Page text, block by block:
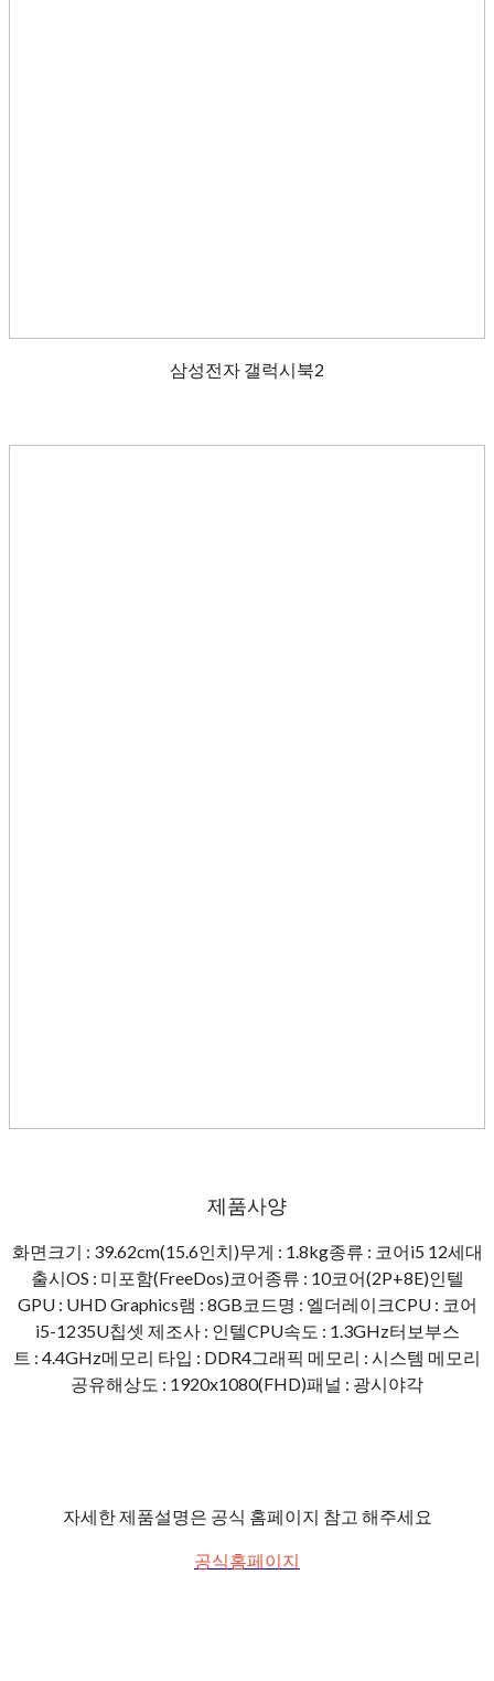
삼성전자 갤럭시북2
제품사양
화면크기 : 39.62cm(15.6인치)무게 : 1.8kg종류 : 코어i5 12세대
출시OS : 미포함(FreeDos)코어종류 : 10코어(2P+8E)인텔
GPU : UHD Graphics램 : 8GB코드명 : 엘더레이크CPU : 코어
i5-1235U칩셋 제조사 : 인텔CPU속도 : 1.3GHz터보부스
트 : 4.4GHz메모리 타입 : DDR4그래픽 메모리 : 시스템 메모리
공유해상도 : 1920x1080(FHD)패널 : 광시야각
자세한 제품설명은 공식 홈페이지 참고 해주세요
공식홈페이지